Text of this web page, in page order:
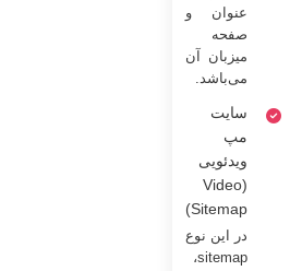
عنوان و
صفحه
میزبان آن
می‌باشد.
سایت
مپ
ویدئویی
(Video
Sitemap)
در این نوع
sitemap،